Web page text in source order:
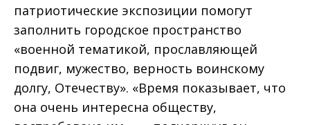
патриотические экспозиции помогут
заполнить городское пространство
«военной тематикой, прославляющей
подвиг, мужество, верность воинскому
долгу, Отечеству». «Время показывает, что
она очень интересна обществу,